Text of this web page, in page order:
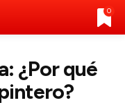
0
¿Por qué